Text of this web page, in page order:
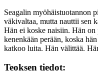
Seagalin myöhäistuotannon
väkivaltaa, mutta nauttii sen
Hän ei koske naisiin. Hän on
kenenkään perään, koska
katkoo luita. Hän välittää.
Teoksen tiedot: